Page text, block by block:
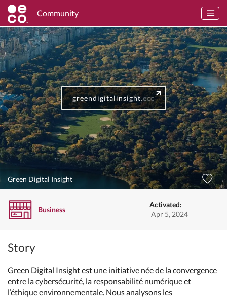
Community
greendigitalinsight.eco
Green Digital Insight
Business
Activated:
Apr 5, 2024
Story
Green Digital Insight est une initiative née de la convergence
entre la cybersécurité, la responsabilité numérique et
l’éthique environnementale. Nous analysons les